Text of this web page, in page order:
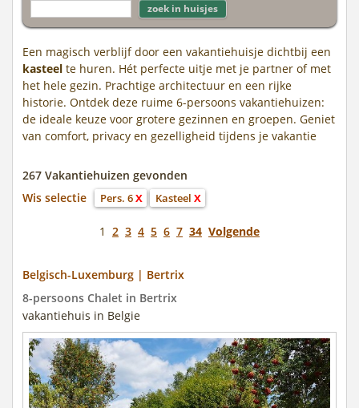
Een magisch verblijf door een vakantiehuisje dichtbij een
kasteel te huren. Hét perfecte uitje met je partner of met
het hele gezin. Prachtige architectuur en een rijke
historie. Ontdek deze ruime 6-persoons vakantiehuizen:
de ideale keuze voor grotere gezinnen en groepen. Geniet
van comfort, privacy en gezelligheid tijdens je vakantie
267 Vakantiehuizen gevonden
Wis selectie
Pers. 6X Kasteel X
1 2 3 4 5 6 7 34 Volgende
Belgisch-Luxemburg | Bertrix
8-persoons Chalet in Bertrix
vakantiehuis in Belgie